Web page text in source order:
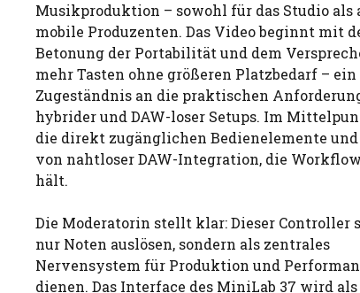
Musikproduktion – sowohl für das Studio als
mobile Produzenten. Das Video beginnt mit
Betonung der Portabilität und dem
mehr Tasten ohne größeren Platzbedarf –
Zugeständnis an die praktischen
hybrider und DAW-loser Setups. Im
die direkt zugänglichen Bedienelemente
von nahtloser DAW-Integration, die
hält.
Die Moderatorin stellt klar: Dieser Controller
nur Noten auslösen, sondern als zentrales
Nervensystem für Produktion und
dienen. Das Interface des MiniLab 37 wird als